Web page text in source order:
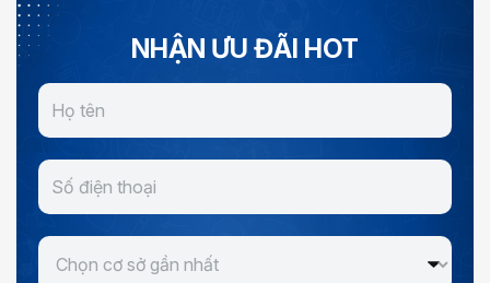
NHẬN ƯU ĐÃI HOT